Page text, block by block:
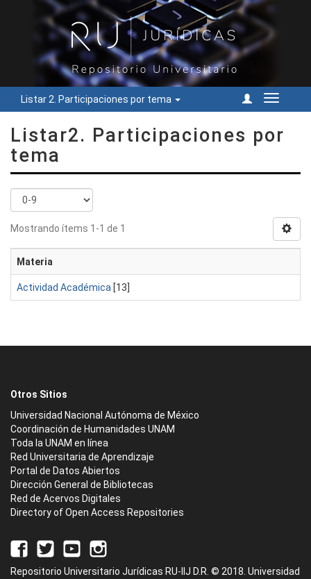
Listar 2. Participaciones por tema
Cambiar
Listar2. Participaciones por
tema
Mostrando ítems 1-1 de 1
Materia
Actividad Académica [13]
Otros Sitios
Universidad Nacional Autónoma de México
Coordinación de Humanidades UNAM
Toda la UNAM en línea
Red Universitaria de Aprendizaje
Portal de Datos Abiertos
Dirección General de Bibliotecas
Red de Acervos Digitales
Directory of Open Access Repositories
Repositorio Universitario Jurídicas RU-IIJ D.R. © 2018. Universidad